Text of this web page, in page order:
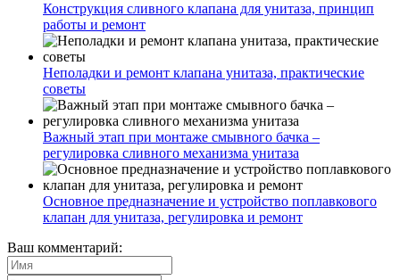
Конструкция сливного клапана для унитаза, принцип
работы и ремонт
Неполадки и ремонт клапана унитаза, практические
советы
Важный этап при монтаже смывного бачка –
регулировка сливного механизма унитаза
Основное предназначение и устройство поплавкового
клапан для унитаза, регулировка и ремонт
Ваш комментарий: